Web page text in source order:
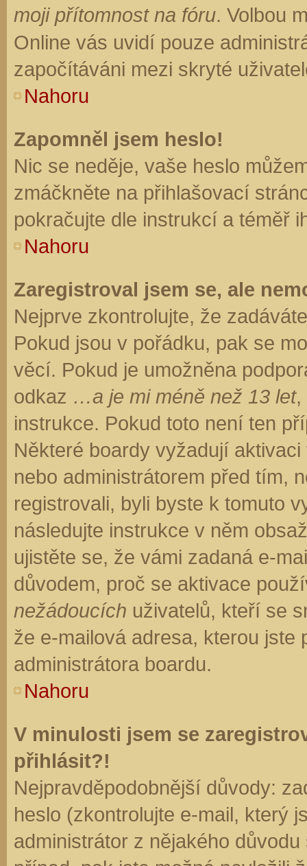
moji přítomnost na fóru. Volbou
Online vás uvidí pouze
započítáváni mezi skryté
Nahoru
Zapomněl jsem heslo!
Nic se neděje, vaše heslo
zmáčkněte na přihlašovací
pokračujte dle instrukcí a téměř
Nahoru
Zaregistroval jsem se, ale
Nejprve zkontrolujte, že
Pokud jsou v pořádku, pak se
věcí. Pokud je umožněna
odkaz …a je mi méně než 13 let,
instrukce. Pokud toto není ten
Některé boardy vyžadují
nebo administrátorem před tím,
registrovali, byli byste k tomuto
následujte instrukce v něm
ujistěte se, že vámi zadaná e-
důvodem, proč se aktivace
nežádoucích uživatelů, kteří se
že e-mailová adresa, kterou jste
administrátora boardu.
Nahoru
V minulosti jsem se
přihlásit?!
Nejpravděpodobnější důvody:
heslo (zkontrolujte e-mail, který
administrátor z nějakého